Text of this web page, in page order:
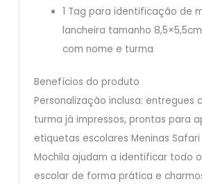
1 Tag para identificação de
lancheira tamanho
com nome e turma
Benefícios do produto
Personalização inclusa: entregues
turma já impressos, prontas para
etiquetas escolares Meninas Safari
Mochila ajudam a identificar todo
escolar de forma prática e